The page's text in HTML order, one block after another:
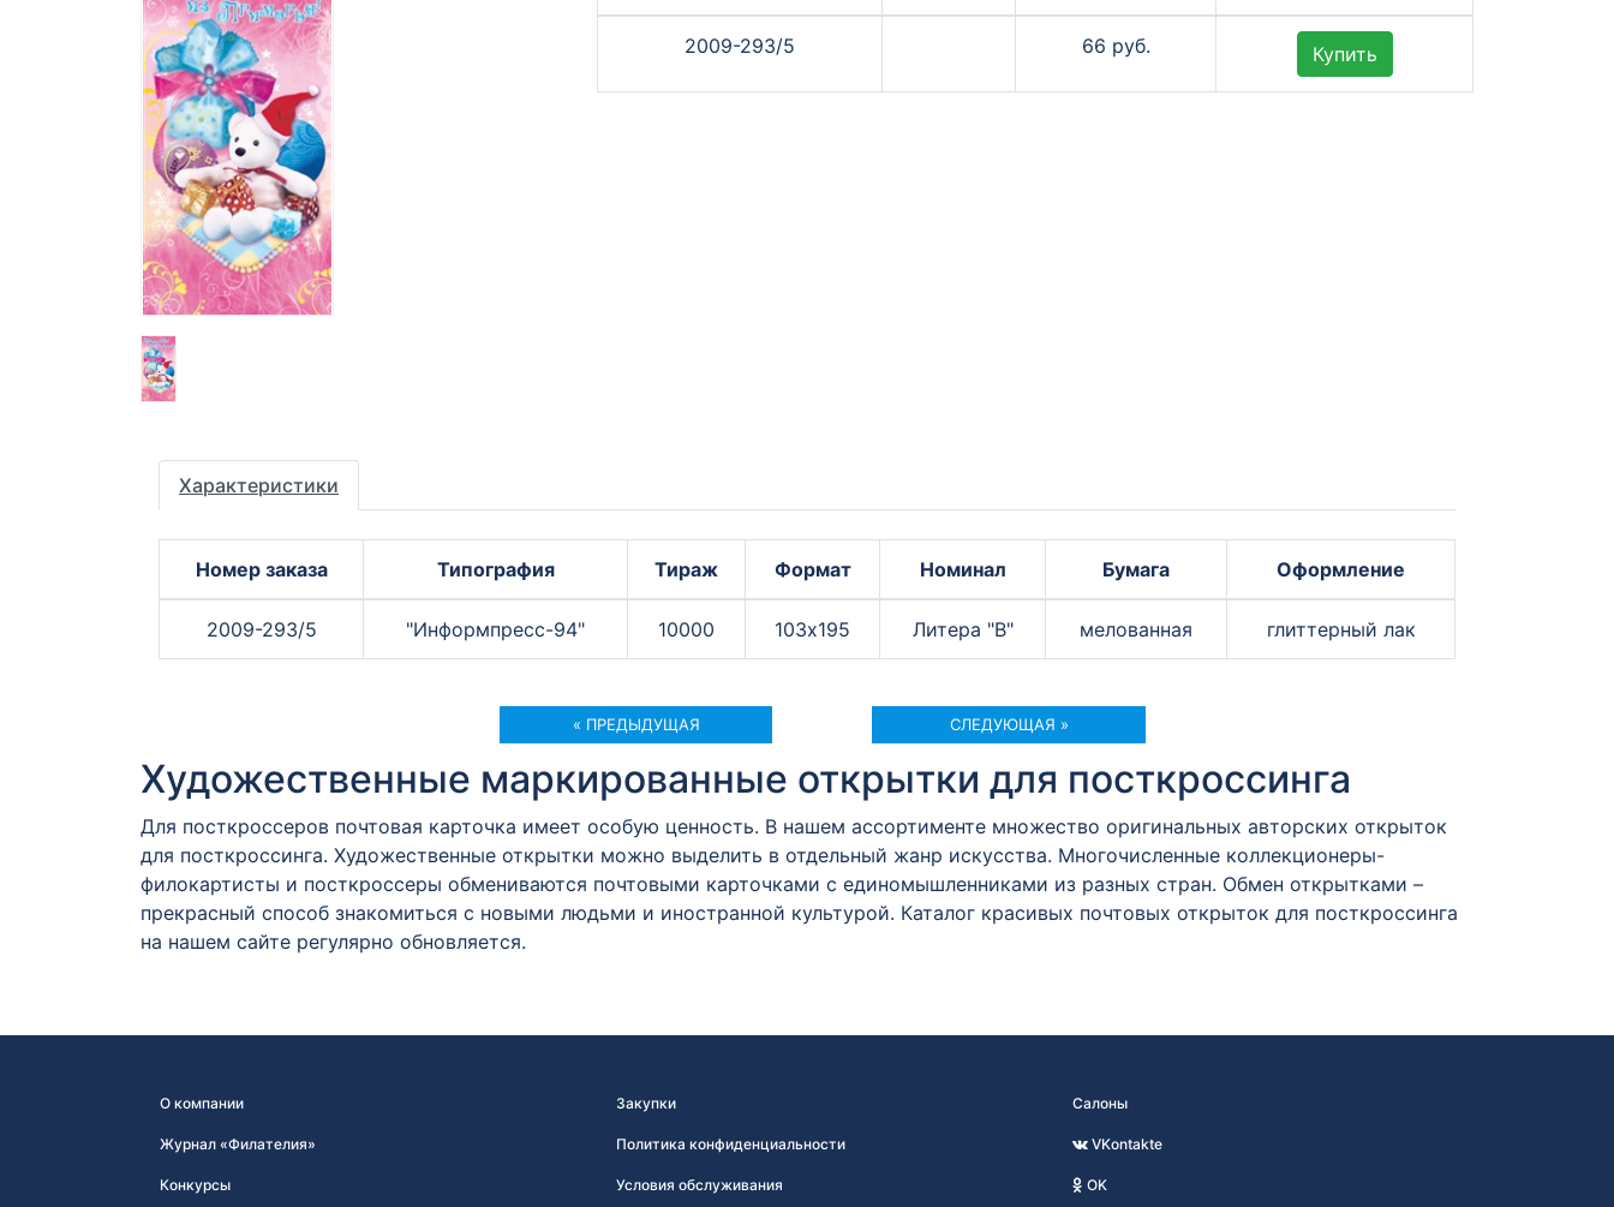
2009-293/5 66 руб. Купить
Характеристики
Номер заказа Типография Тираж Формат Номинал Бумага Оформление
2009-293/5 "Информпресс-94" 10000 103х195 Литера "В" мелованная глиттерный лак
« ПРЕДЫДУЩАЯ СЛЕДУЮЩАЯ »
Художественные маркированные открытки для посткроссинга
Для посткроссеров почтовая карточка имеет особую ценность. В нашем ассортименте множество оригинальных авторских открыток
для посткроссинга. Художественные открытки можно выделить в отдельный жанр искусства. Многочисленные коллекционеры-
филокартисты и посткроссеры обмениваются почтовыми карточками с единомышленниками из разных стран. Обмен открытками –
прекрасный способ знакомиться с новыми людьми и иностранной культурой. Каталог красивых почтовых открыток для посткроссинга
на нашем сайте регулярно обновляется.
О компании
Журнал «Филателия»
Конкурсы
Закупки
Политика конфиденциальности
Условия обслуживания
Салоны
VKontakte
OK